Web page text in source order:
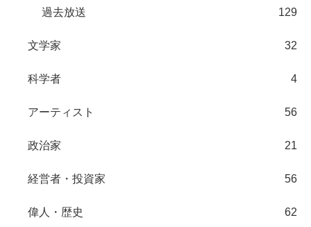
過去放送 129
文学家 32
科学者 4
アーティスト 56
政治家 21
経営者・投資家 56
偉人・歴史 62